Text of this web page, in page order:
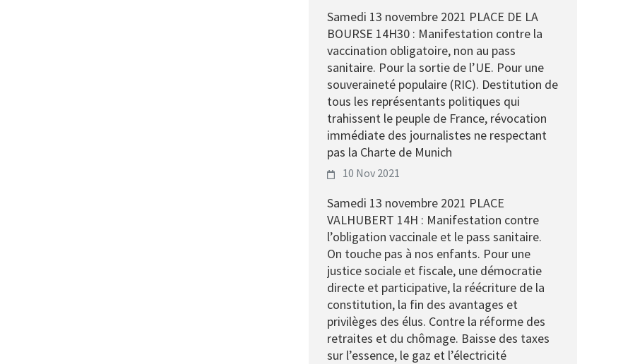
Samedi 13 novembre 2021 PLACE DE LA
BOURSE 14H30 : Manifestation contre la
vaccination obligatoire, non au pass
sanitaire. Pour la sortie de l’UE. Pour une
souveraineté populaire (RIC). Destitution de
tous les représentants politiques qui
trahissent le peuple de France, révocation
immédiate des journalistes ne respectant
pas la Charte de Munich
10 Nov 2021
Samedi 13 novembre 2021 PLACE
VALHUBERT 14H : Manifestation contre
l’obligation vaccinale et le pass sanitaire.
On touche pas à nos enfants. Pour une
justice sociale et fiscale, une démocratie
directe et participative, la réécriture de la
constitution, la fin des avantages et
privilèges des élus. Contre la réforme des
retraites et du chômage. Baisse des taxes
sur l’essence, le gaz et l’électricité